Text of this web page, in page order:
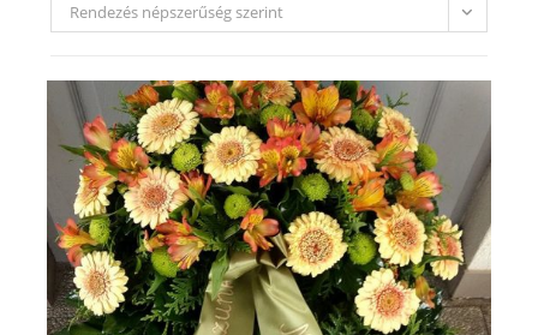
Rendezés népszerűség szerint